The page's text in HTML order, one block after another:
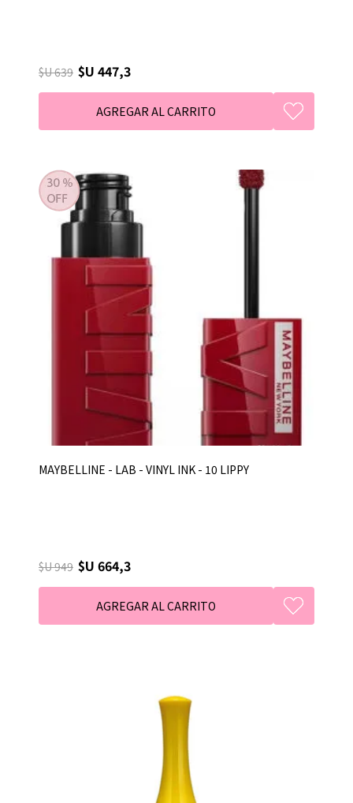
$U 639 $U 447,3
MAYBELLINE - LAB - VINYL INK - 10 LIPPY
$U 949 $U 664,3